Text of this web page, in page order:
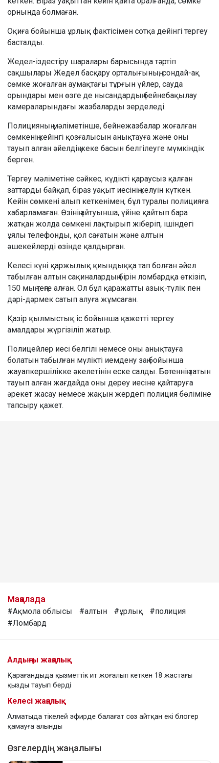
орнында болмаған.
Оқиға бойынша ұрлық фактісімен сотқа дейінгі тергеу
басталды.
Жедел-іздестіру шаралары барысында тәртіп
сақшылары Жедел басқару орталығының, сондай-ақ
сөмке жоғалған аумақтағы тұрғын үйлер, сауда
орындары мен өзге де нысандардың бейнебақылау
камераларындағы жазбаларды зерделеді.
Полицияның мәліметінше, бейнежазбалар жоғалған
сөмкенің кейінгі қозғалысын анықтауға және оны
тауып алған әйелдің жеке басын белгілеуге мүмкіндік
берген.
Тергеу мәліметіне сәйкес, күдікті қараусыз қалған
заттарды байқап, біраз уақыт иесінің келуін күткен.
Кейін сөмкені алып кеткенімен, бұл туралы полицияға
хабарламаған. Өзінің айтуынша, үйіне қайтып бара
жатқан жолда сөмкені лақтырып жіберіп, ішіндегі
ұялы телефонды, қол сағатын және алтын
әшекейлерді өзінде қалдырған.
Келесі күні қаржылық қиындыққа тап болған әйел
табылған алтын сақиналардың бірін ломбардқа өткізіп,
150 мың теңге алған. Ол бұл қаражатты азық-түлік пен
дәрі-дәрмек сатып алуға жұмсаған.
Қазір қылмыстық іс бойынша қажетті тергеу
амалдары жүргізіліп жатыр.
Полицейлер иесі белгілі немесе оны анықтауға
болатын табылған мүлікті иемдену заң бойынша
жауапкершілікке әкелетінін еске салды. Бөтеннің затын
тауып алған жағдайда оны дереу иесіне қайтаруға
әрекет жасау немесе жақын жердегі полиция бөліміне
тапсыру қажет.
Мақалада
#Ақмола облысы #алтын #ұрлық
#полиция
#Ломбард
Алдыңғы жаңалық
Қарағандыда қызметтік ит жоғалып кеткен 18 жастағы
қызды тауып берді
Келесі жаңалық
Алматыда тікелей эфирде балағат сөз айтқан екі блогер
қамауға алынды